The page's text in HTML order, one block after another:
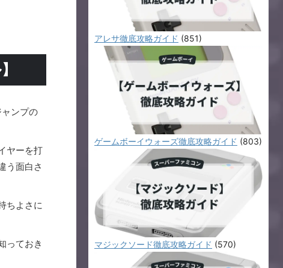
ンプの
ヤーを打
う面白さ
ちよさに
っておき
アレサ徹底攻略ガイド (851)
ゲームボーイウォーズ徹底攻略ガイド (803)
マジックソード徹底攻略ガイド (570)